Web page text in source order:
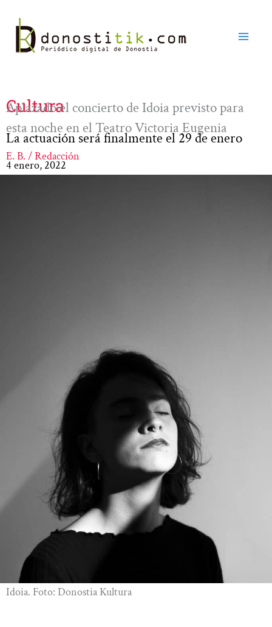
contenido
Cultura
Aplazado el concierto de Idoia previsto para
esta noche en el Teatro Victoria Eugenia
La actuación será finalmente el 29 de enero
E. B. / Redacción
4 enero, 2022
Idoia. Foto: Donostia Kultura